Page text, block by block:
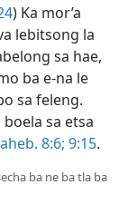
) Ka mor’a
lebitsong la
sa hae,
ba e-na le
sa feleng.
boela sa etsa
8:6; 9:15.
ba ne ba tla ba